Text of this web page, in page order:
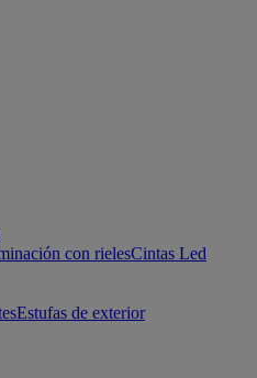
con rielesCintas Led
Estufas de exterior